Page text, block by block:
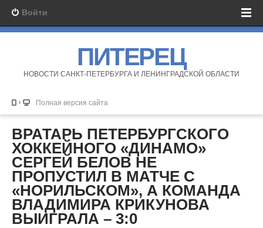
Войти
ПИТЕРЕЦ
НОВОСТИ САНКТ-ПЕТЕРБУРГА И ЛЕНИНГРАДСКОЙ ОБЛАСТИ
Полная версия сайта
ВРАТАРЬ ПЕТЕРБУРГСКОГО
ХОККЕЙНОГО «ДИНАМО»
СЕРГЕЙ БЕЛОВ НЕ
ПРОПУСТИЛ В МАТЧЕ С
«НОРИЛЬСКОМ», А КОМАНДА
ВЛАДИМИРА КРИКУНОВА
ВЫИГРАЛА – 3:0